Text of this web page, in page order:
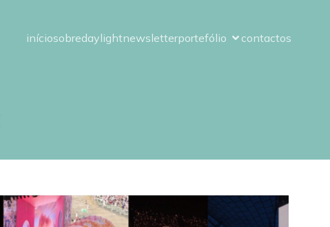
iníciosobredaylightnewsletterportefólio contactos